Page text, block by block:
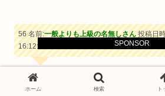
SPONSOR
56 名前:一般よりも上級の名無しさん投稿日
16:12:07.61
ホーム 検索 ト